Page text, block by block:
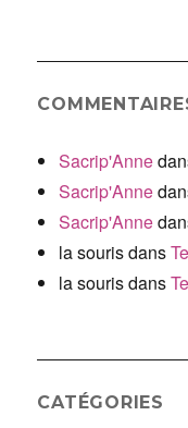
Sacrip'Anne
Sacrip'Anne
Sacrip'Anne
la sourisdans
la sourisdans
CATÉGORIES